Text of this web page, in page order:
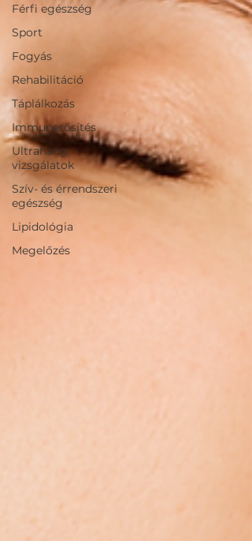
Férfi egészség
Sport
Fogyás
Rehabilitáció
Táplálkozás
Immunerősítés
Ultrahang
vizsgálatok
Szív- és érrendszeri
egészség
Lipidológia
Megelőzés